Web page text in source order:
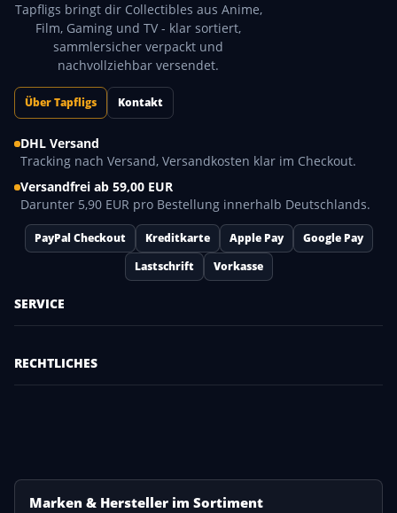
DHL Versand
Tracking nach Versand, Versandkosten klar im Checkout.
Versandfrei ab 59,00 EUR
Darunter 5,90 EUR pro Bestellung innerhalb Deutschlands.
PayPal Checkout Kreditkarte Apple Pay
Google Pay
Lastschrift
Vorkasse
SERVICE
RECHTLICHES
Tapfligs bringt dir Collectibles aus Anime,
Film, Gaming und TV - klar sortiert,
sammlersicher verpackt und
nachvollziehbar versendet.
Über Tapfligs Kontakt
Marken & Hersteller im Sortiment